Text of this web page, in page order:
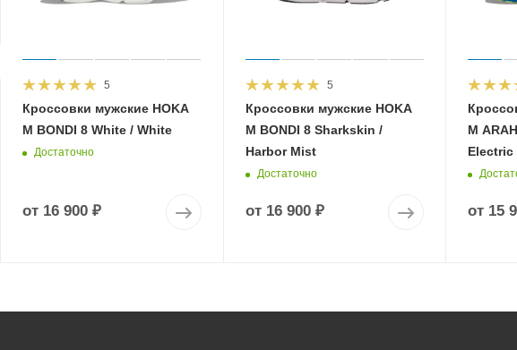
5
Кроссовки мужские HOKA
M BONDI 8 White / White
Достаточно
от 16 900 ₽
5
Кроссовки мужские HOKA
M BONDI 8 Sharkskin /
Harbor Mist
Достаточно
от 16 900 ₽
M
Electric
от 15